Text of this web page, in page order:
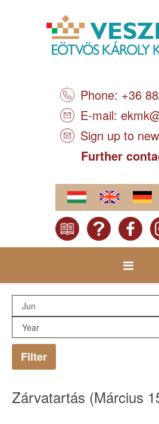
Phone: +36
E-mail:
Sign up to
Further
Filter
Zárvatartás (Március